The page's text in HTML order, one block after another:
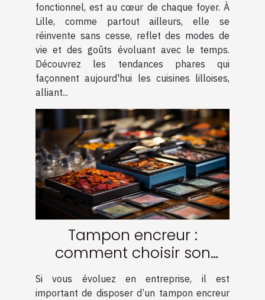
fonctionnel, est au cœur de chaque foyer. À
Lille, comme partout ailleurs, elle se
réinvente sans cesse, reflet des modes de
vie et des goûts évoluant avec le temps.
Découvrez les tendances phares qui
façonnent aujourd'hui les cuisines lilloises,
alliant...
Tampon encreur :
comment choisir son
encre ?
Si vous évoluez en entreprise, il est
important de disposer d’un tampon encreur